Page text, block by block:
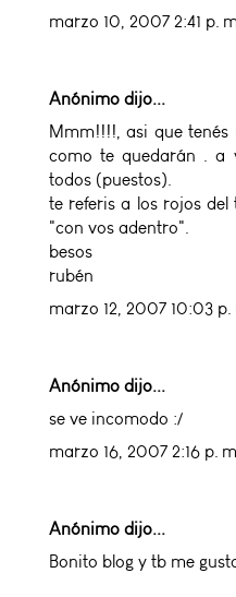
marzo 10, 2007 2:41 p.
Anónimo dijo...
Mmm!!!!, asi que
como te quedarán . a
todos (puestos).
te referis a los rojos
"con vos adentro".
besos
rubén
marzo 12, 2007 10:03 p.
Anónimo dijo...
se ve incomodo :/
marzo 16, 2007 2:16 p.
Anónimo dijo...
Bonito blog y tb me